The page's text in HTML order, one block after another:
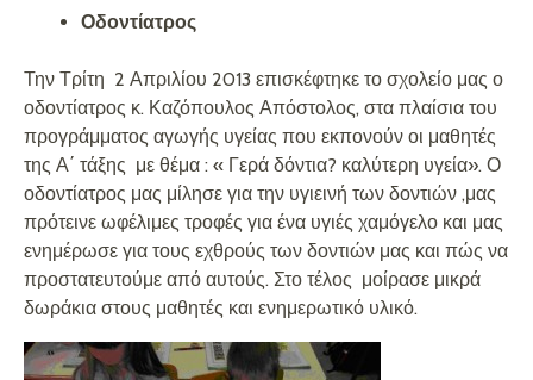
Οδοντίατρος
Την Τρίτη 2 Απριλίου 2013 επισκέφτηκε το σχολείο μας ο
οδοντίατρος κ. Καζόπουλος Απόστολος, στα πλαίσια του
προγράμματος αγωγής υγείας που εκπονούν οι μαθητές
της Α΄ τάξης με θέμα : « Γερά δόντια? καλύτερη υγεία». Ο
οδοντίατρος μας μίλησε για την υγιεινή των δοντιών ,μας
πρότεινε ωφέλιμες τροφές για ένα υγιές χαμόγελο και μας
ενημέρωσε για τους εχθρούς των δοντιών μας και πώς να
προστατευτούμε από αυτούς. Στο τέλος μοίρασε μικρά
δωράκια στους μαθητές και ενημερωτικό υλικό.